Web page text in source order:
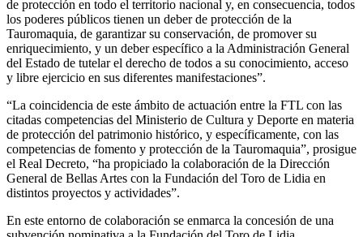
de protección en todo el territorio nacional y, en consecuencia, todos
los poderes públicos tienen un deber de protección de la
Tauromaquia, de garantizar su conservación, de promover su
enriquecimiento, y un deber específico a la Administración General
del Estado de tutelar el derecho de todos a su conocimiento, acceso
y libre ejercicio en sus diferentes manifestaciones”.
“La coincidencia de este ámbito de actuación entre la FTL con las
citadas competencias del Ministerio de Cultura y Deporte en materia
de protección del patrimonio histórico, y específicamente, con las
competencias de fomento y protección de la Tauromaquia”, prosigue
el Real Decreto, “ha propiciado la colaboración de la Dirección
General de Bellas Artes con la Fundación del Toro de Lidia en
distintos proyectos y actividades”.
En este entorno de colaboración se enmarca la concesión de una